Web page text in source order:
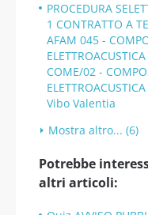
PROCEDURA
1 CONTRATTO A
AFAM 045 -
COME/02 -
Vibo Valentia
Mostra altro... (6)
Potrebbe
altri articoli: